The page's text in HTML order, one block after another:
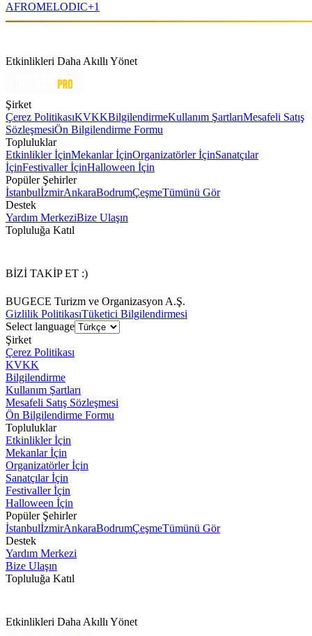
AFROMELODIC+1
Etkinlikleri Daha Akıllı Yönet
Şirket
Çerez PolitikasıKVKKBilgilendirmeKullanım ŞartlarıMesafeli Satış
SözleşmesiÖn Bilgilendirme Formu
Topluluklar
Etkinlikler İçinMekanlar İçinOrganizatörler İçinSanatçılar
İçinFestivaller İçinHalloween İçin
Popüler Şehirler
İstanbulİzmirAnkaraBodrumÇeşmeTümünü Gör
Destek
Yardım MerkeziBize Ulaşın
Topluluğa Katıl
BİZİ TAKİP ET :)
BUGECE Turizm ve Organizasyon A.Ş.
Gizlilik PolitikasıTüketici Bilgilendirmesi
Select language
Şirket
Çerez Politikası
KVKK
Bilgilendirme
Kullanım Şartları
Mesafeli Satış Sözleşmesi
Ön Bilgilendirme Formu
Topluluklar
Etkinlikler İçin
Mekanlar İçin
Organizatörler İçin
Sanatçılar İçin
Festivaller İçin
Halloween İçin
Popüler Şehirler
İstanbulİzmirAnkaraBodrumÇeşmeTümünü Gör
Destek
Yardım Merkezi
Bize Ulaşın
Topluluğa Katıl
Etkinlikleri Daha Akıllı Yönet